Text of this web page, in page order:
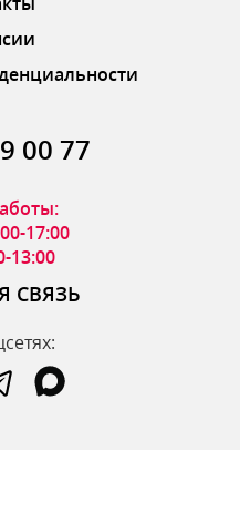
00 77
17:00
13:00
СВЯЗЬ